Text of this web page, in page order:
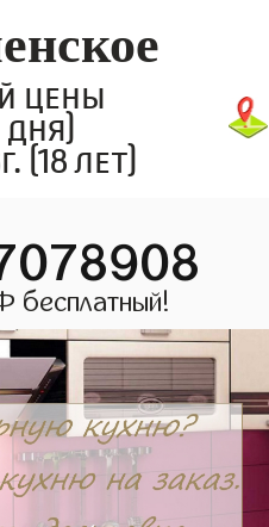
цены
(18 лет)
бесплатный!